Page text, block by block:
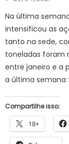
on
Na última
intensificou as
tanto na sede,
toneladas foram
entre janeiro e a
a última semana
Compartilhe isso:
18+